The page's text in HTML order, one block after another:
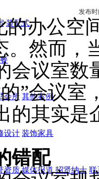
装配式
会所 其他案例
设计 装饰家具
资质 媒体报道 招贤纳士 联
发布时
办公空
。然而，
会议室数
”会议
的其实是
错配